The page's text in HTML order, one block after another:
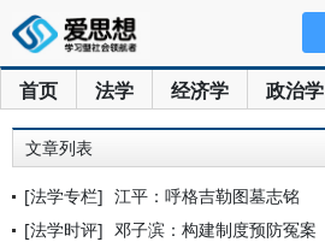
首页 法学 经济学 政治学
文章列表
[法学专栏] 江平：呼格吉勒图墓志铭
[法学时评] 邓子滨：构建制度预防冤案